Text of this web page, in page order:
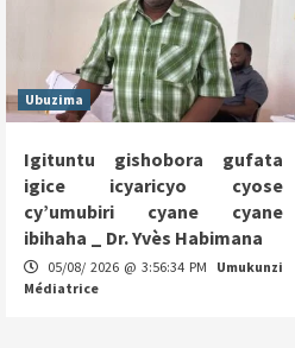
Ubuzima
Igituntu gishobora gufata
igice icyaricyo cyose
cy’umubiri cyane cyane
ibihaha _ Dr. Yvès Habimana
05/08/ 2026 @ 3:56:34 PM
Umukunzi
Médiatrice